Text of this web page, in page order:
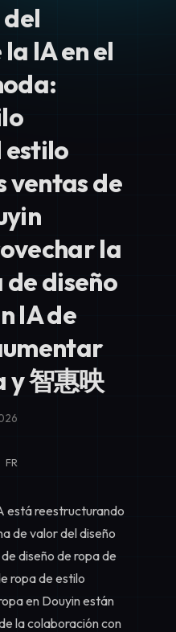
IA en el
estilo
ventas de
la
diseño
IA de
y 智惠映
FR
está reestructurando
de valor del diseño
diseño de ropa de
ropa de estilo
en Douyinestán
la colaboración con